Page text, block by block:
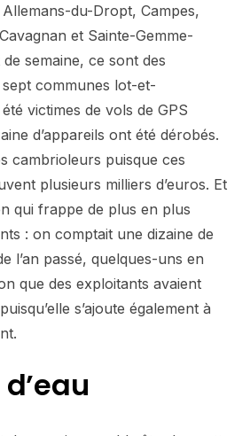
du-Dropt, Campes,
et Sainte-Gemme-
semaine, ce sont des
communes lot-et-
victimes de vols de GPS
d’appareils ont été dérobés.
cambrioleurs puisque ces
plusieurs milliers d’euros. Et
qui frappe de plus en plus
: on comptait une dizaine de
l’an passé, quelques-uns en
que des exploitants avaient
s’ajoute également à